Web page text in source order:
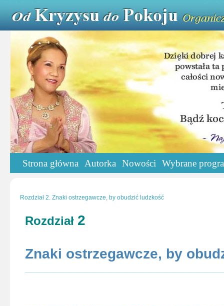
Strona główna Autorka Nowości Wybrane
Rozdział 2. Znaki ostrzegawcze, by obudzić ludzkość
Rozdział 2
Znaki ostrzegawcze, by